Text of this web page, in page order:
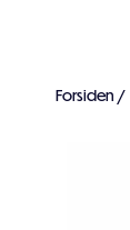
Forsiden /